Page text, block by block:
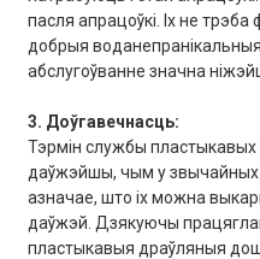
пасля апрацоўкі. Іх не
добрыя воданепранікальныя
абслугоўванне значна
3. Доўгавечнасць:
Тэрмін службы
даўжэйшы, чым у
азначае, што іх можна
даўжэй. Дзякуючы
пластыкавыя драўляныя